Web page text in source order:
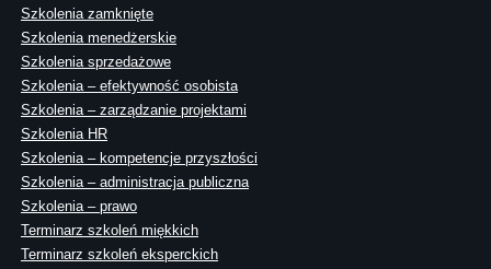
Szkolenia zamknięte
Szkolenia menedżerskie
Szkolenia sprzedażowe
Szkolenia – efektywność osobista
Szkolenia – zarządzanie projektami
Szkolenia HR
Szkolenia – kompetencje przyszłości
Szkolenia – administracja publiczna
Szkolenia – prawo
Terminarz szkoleń miękkich
Terminarz szkoleń eksperckich